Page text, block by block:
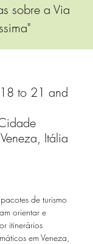
sobre a Via
to 21 and
Itália
de turismo
orientar e
itinerários
em Veneza,